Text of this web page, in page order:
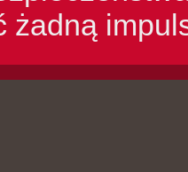
żadną